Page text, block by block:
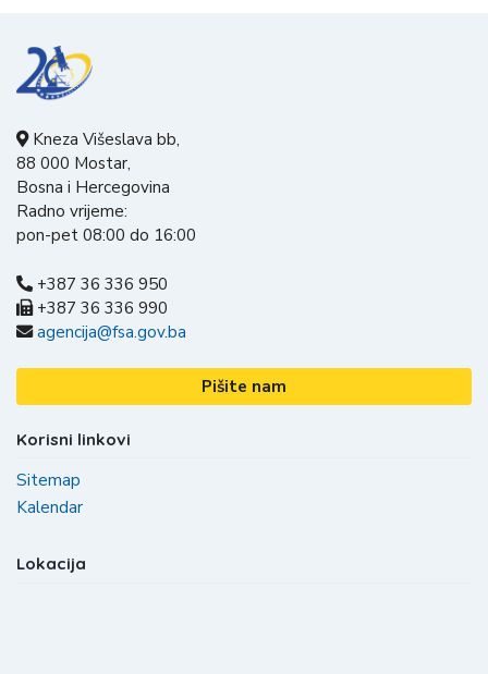
Kneza Višeslava bb,
88 000 Mostar,
Bosna i Hercegovina
Radno vrijeme:
pon-pet 08:00 do 16:00
+387 36 336 950
+387 36 336 990
agencija@fsa.gov.ba
Pišite nam
Korisni linkovi
Sitemap
Kalendar
Lokacija